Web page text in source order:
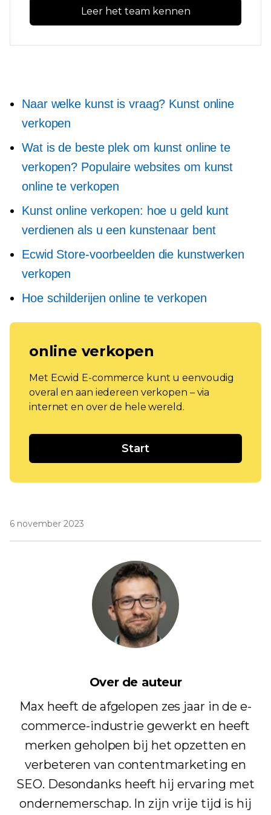
Leer het team kennen
Naar welke kunst is vraag? Kunst online
verkopen
Wat is de beste plek om kunst online te
verkopen? Populaire websites om kunst
online te verkopen
Kunst online verkopen: hoe u geld kunt
verdienen als u een kunstenaar bent
Ecwid Store-voorbeelden die kunstwerken
verkopen
Hoe schilderijen online te verkopen
online verkopen
Met Ecwid E-commerce kunt u eenvoudig
overal en aan iedereen verkopen – via
internet en over de hele wereld.
Start
6 november 2023
Over de auteur
Max heeft de afgelopen zes jaar in de e-
commerce-industrie gewerkt en heeft
merken geholpen bij het opzetten en
verbeteren van contentmarketing en
SEO. Desondanks heeft hij ervaring met
ondernemerschap. In zijn vrije tijd is hij